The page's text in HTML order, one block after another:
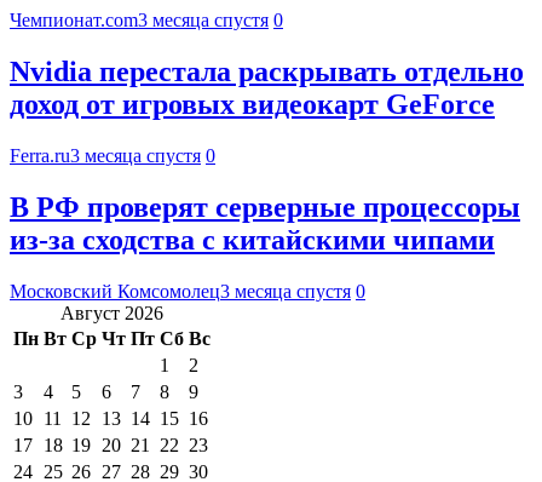
Чемпионат.com3 месяца спустя 0
Nvidia перестала раскрывать отдельно
доход от игровых видеокарт GeForce
Ferra.ru3 месяца спустя 0
В РФ проверят серверные процессоры
из-за сходства с китайскими чипами
Московский Комсомолец3 месяца спустя 0
Август 2026
Пн Вт Ср Чт Пт Сб Вс
1
2
3
4 5 6 7 8
9
10 11 12 13 14 15 16
17 18 19 20 21 22 23
24 25 26 27 28 29 30